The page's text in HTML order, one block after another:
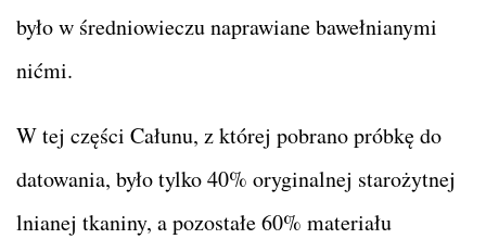
było w średniowieczu naprawiane bawełnianymi
nićmi.
W tej części Całunu, z której pobrano próbkę do
datowania, było tylko 40% oryginalnej starożytnej
lnianej tkaniny, a pozostałe 60% materiału